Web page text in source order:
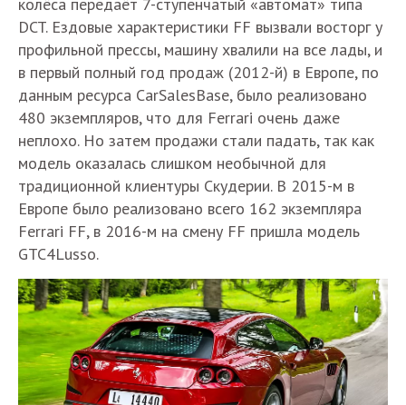
DCT. Ездовые характеристики FF вызвали восторг у
профильной прессы, машину хвалили на все лады, и
в первый полный год продаж (2012-й) в Европе, по
данным ресурса CarSalesBase, было реализовано
480 экземпляров, что для Ferrari очень даже
неплохо. Но затем продажи стали падать, так как
модель оказалась слишком необычной для
традиционной клиентуры Скудерии. В 2015-м в
Европе было реализовано всего 162 экземпляра
Ferrari FF, в 2016-м на смену FF пришла модель
GTC4Lusso.